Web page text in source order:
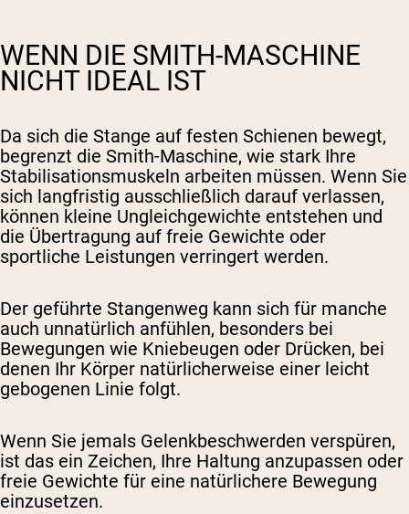
WENN DIE SMITH-MASCHINE
NICHT IDEAL IST
Da sich die Stange auf festen Schienen bewegt,
begrenzt die Smith-Maschine, wie stark Ihre
Stabilisationsmuskeln arbeiten müssen. Wenn Sie
sich langfristig ausschließlich darauf verlassen,
können kleine Ungleichgewichte entstehen und
die Übertragung auf freie Gewichte oder
sportliche Leistungen verringert werden.
Der geführte Stangenweg kann sich für manche
auch unnatürlich anfühlen, besonders bei
Bewegungen wie Kniebeugen oder Drücken, bei
denen Ihr Körper natürlicherweise einer leicht
gebogenen Linie folgt.
Wenn Sie jemals Gelenkbeschwerden verspüren,
ist das ein Zeichen, Ihre Haltung anzupassen oder
freie Gewichte für eine natürlichere Bewegung
einzusetzen.